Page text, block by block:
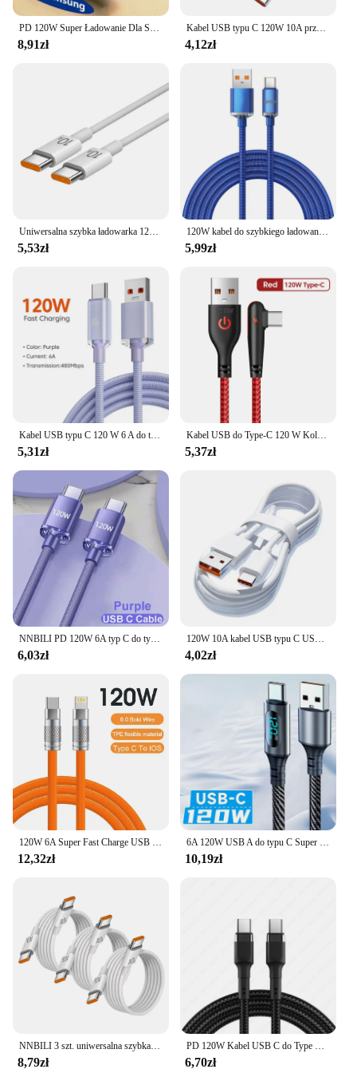
powered with ease.
PD 120W Super Ładowanie Dla Samsung S24 S23 Kabel USB C TO USB typu C Dla iPhone 15 Plus Pro Max Xiaomi 11 4.0 Szybka Ładowarka
8,91zł
Kabel USB typu C 120W 10A przewód do szybkiego ładowania telefon komórkowy USB dla Huawei P30 Xiaomi Realme Samsung Poco x6 USB C kabel do transmisji danych
4,12zł
Uniwersalna szybka ładowarka 120W 10A PD Podwójny kabel USB typu C do szybkiego ładowania typu C Szybki przewód do transferu danych do Samsung Mi
5,53zł
120W kabel do szybkiego ładowania USB C 0.25M/1M/1.5m/2M szybkie ładowanie 6A Super szybki Cahrger dla Samsung Xiaomi Huawei typ C Cable
5,99zł
5,31zł
Kabel USB do Type-C 120 W Kolanko 90 stopni Szybkie ładowanie telefonu komórkowego Huawei Mate 40 30 Xiaomi Samsung Przewód do ładowania telefonu
5,37zł
6,03zł 4,02zł
12,32zł 10,19zł
8,79zł 6,70zł